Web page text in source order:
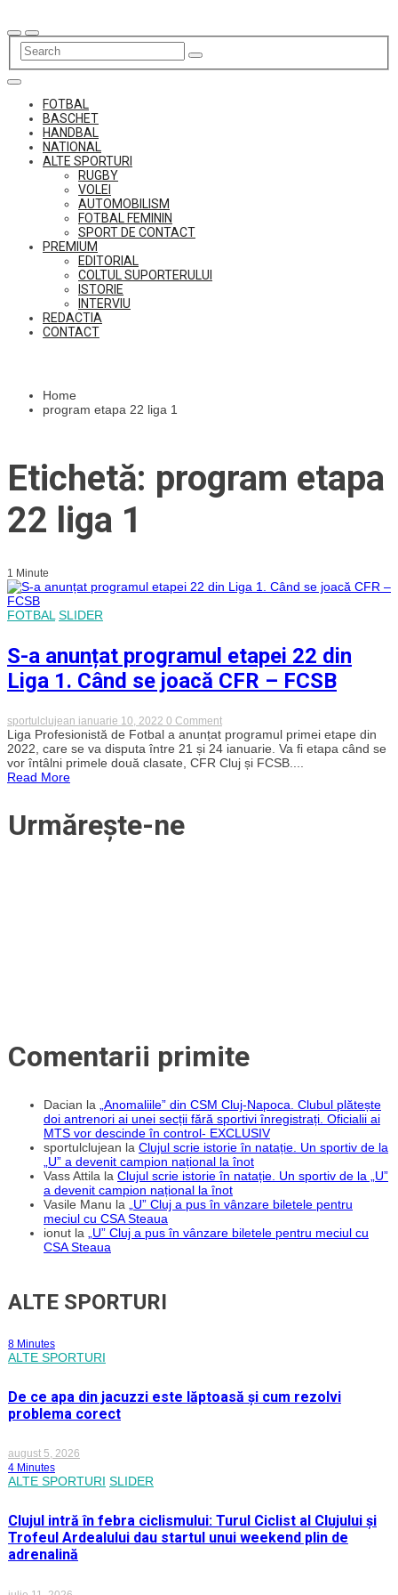
to
content
FOTBAL
BASCHET
HANDBAL
NATIONAL
ALTE SPORTURI
RUGBY
VOLEI
AUTOMOBILISM
FOTBAL FEMININ
SPORT DE CONTACT
PREMIUM
EDITORIAL
COLTUL SUPORTERULUI
ISTORIE
INTERVIU
REDACTIA
CONTACT
Home
program etapa 22 liga 1
Etichetă: program etapa
22 liga 1
1 Minute
FOTBAL SLIDER
S-a anunțat programul etapei 22 din
Liga 1. Când se joacă CFR – FCSB
sportulclujean ianuarie 10, 2022 0 Commenton
S-
a
anunțat
programul
Liga Profesionistă de Fotbal a anunțat programul primei etape din
2022, care se va disputa între 21 și 24 ianuarie. Va fi etapa când se
vor întâlni primele două clasate, CFR Cluj și FCSB....
Read More
Urmărește-ne
Comentarii primite
Dacian la
„Anomaliile” din CSM Cluj-Napoca. Clubul plătește
doi antrenori ai unei secții fără sportivi înregistrați. Oficialii ai
MTS vor descinde în control- EXCLUSIV
sportulclujean la Clujul scrie istorie în natație. Un sportiv de la
„U” a devenit campion național la înot
Vass Attila la Clujul scrie istorie în natație. Un sportiv de la „U”
a devenit campion național la înot
Vasile Manu la
„U” Cluj a pus în vânzare biletele pentru
meciul cu CSA Steaua
ionut la
„U” Cluj a pus în vânzare biletele pentru meciul cu
CSA Steaua
ALTE SPORTURI
8 Minutes
ALTE SPORTURI
De ce apa din jacuzzi este lăptoasă și cum rezolvi
problema corect
august 5, 2026
4 Minutes
ALTE SPORTURI SLIDER
Clujul intră în febra ciclismului: Turul Ciclist al Clujului și
Trofeul Ardealului dau startul unui weekend plin de
adrenalină